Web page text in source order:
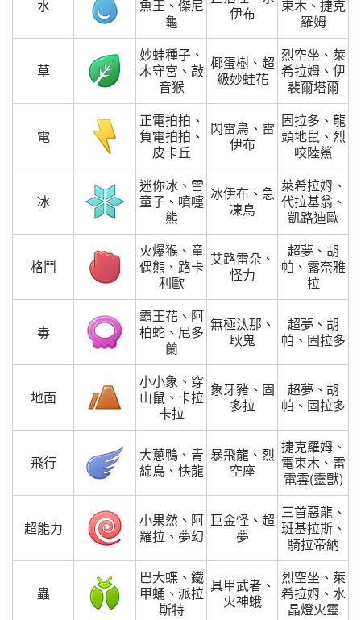
水
魚王、傑尼
龜
伊布
束木、捷克
羅姆
草
妙蛙種子、
木守宮、敲
音猴
椰蛋樹、超
級妙蛙花
烈空坐、萊
希拉姆、伊
裴爾塔爾
電
正電拍拍、
負電拍拍、
皮卡丘
閃雷鳥、雷
伊布
固拉多、龍
頭地鼠、烈
咬陸鯊
冰
迷你冰、雪
童子、噴嚏
熊
冰伊布、急
凍鳥
萊希拉姆、
代拉基翁、
凱路迪歐
格鬥
火爆猴、童
偶熊、路卡
利歐
艾路雷朵、
怪力
超夢、胡
帕、露奈雅
拉
毒
霸王花、阿
柏蛇、尼多
蘭
無極汰那、
耿鬼
超夢、胡
帕、固拉多
地面
小小象、穿
山鼠、卡拉
卡拉
象牙豬、固
多拉
超夢、胡
帕、固拉多
飛行
大蔥鴨、青
綿鳥、快龍
暴飛龍、烈
空座
捷克羅姆、
電束木、雷
電雲(靈獸)
超能力
小果然、阿
羅拉、夢幻
巨金怪、超
夢
三首惡龍、
班基拉斯、
騎拉帝納
蟲
巴大蝶、鐵
甲蛹、派拉
斯特
具甲武者、
火神蛾
烈空坐、萊
希拉姆、水
晶燈火靈